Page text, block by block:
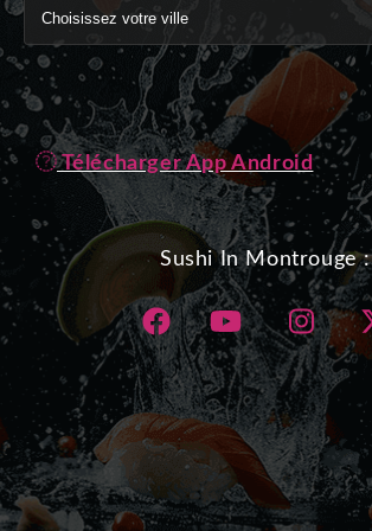
Télécharger App Android
Sushi In Montrouge :